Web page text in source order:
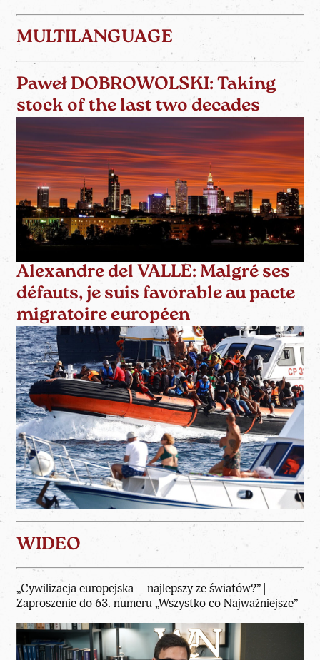
MULTILANGUAGE
Paweł DOBROWOLSKI: Taking
stock of the last two decades
Alexandre del VALLE: Malgré ses
défauts, je suis favorable au pacte
migratoire européen
WIDEO
„Cywilizacja europejska – najlepszy ze światów?”|
Zaproszenie do 63. numeru „Wszystko co Najważniejsze”